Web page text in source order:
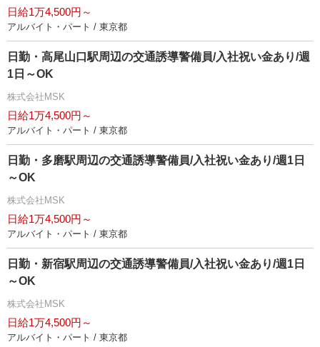
日給1万4,500円～
アルバイト・パート / 東京都
日勤・高尾山口駅周辺の交通誘導警備員/入社祝い金あり/週
1日～OK
株式会社MSK
日給1万4,500円～
アルバイト・パート / 東京都
日勤・多磨駅周辺の交通誘導警備員/入社祝い金あり/週1日
～OK
株式会社MSK
日給1万4,500円～
アルバイト・パート / 東京都
日勤・新宿駅周辺の交通誘導警備員/入社祝い金あり/週1日
～OK
株式会社MSK
日給1万4,500円～
アルバイト・パート / 東京都